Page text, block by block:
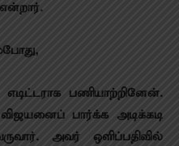
பணியாற்றினேன்.
பார்க்க அடிக்கடி
அவர் ஒளிப்பதிவில்